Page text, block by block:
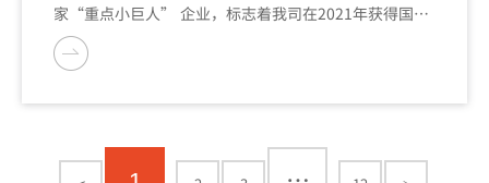
家“重点小巨人” 企业，标志着我司在2021年获得国家
级“专精特新小巨人”后，经过几年的发展，综合实力再
次提升，获得国家层面更高程度的认可（截止2024年